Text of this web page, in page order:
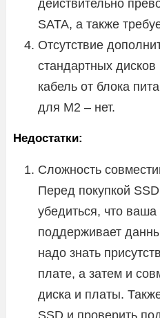
действительно
SATA, а также
Отсутствие
стандартных
кабель от блока
для М2 – нет.
Недостатки:
Сложность
Перед покупкой
убедиться, что
поддерживает
надо знать
плате, а затем и
диска и платы.
SSD и проверить